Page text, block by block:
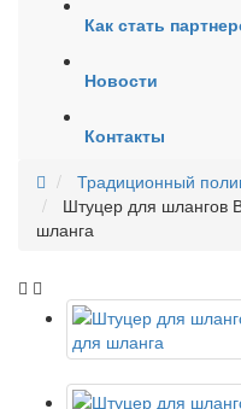
Как стать
Новости
Контакты
Традиционный
Штуцер для шлангов
шланга